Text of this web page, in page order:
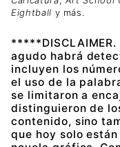
Eightball y más.
agudo habrá
incluyen los
el uso de la
se limitaron a
distinguieron de
contenido, sino
que hoy solo